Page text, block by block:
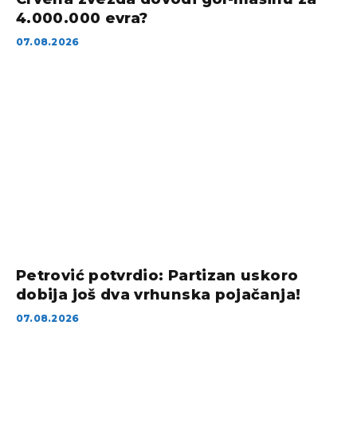
4.000.000 evra?
07.08.2026
Petrović potvrdio: Partizan uskoro
dobija još dva vrhunska pojačanja!
07.08.2026